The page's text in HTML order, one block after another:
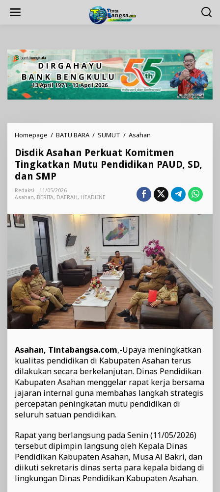
Homepage / BATU BARA / SUMUT / Asahan
Perkuat
Komitmen
Tingkatkan
Pendidikan
PAUD,
dan
Disdik Asahan Perkuat Komitmen
Tingkatkan Mutu Pendidikan PAUD, SD,
dan SMP
Redaksi
11/05/2026
Asahan, BERITA, DAERAH, HEADLINE
Asahan, Tintabangsa.com,-Upaya meningkatkan
kualitas pendidikan di Kabupaten Asahan terus
dilakukan secara berkelanjutan. Dinas Pendidikan
Kabupaten Asahan menggelar rapat kerja bersama
jajaran internal guna membahas langkah strategis
percepatan peningkatan mutu pendidikan di
seluruh satuan pendidikan.
Rapat yang berlangsung pada Senin (11/05/2026)
tersebut dipimpin langsung oleh Kepala Dinas
Pendidikan Kabupaten Asahan, Musa Al Bakri, dan
diikuti sekretaris dinas serta para kepala bidang di
lingkungan Dinas Pendidikan Kabupaten Asahan.